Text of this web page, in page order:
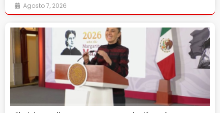
Agosto 7, 2026